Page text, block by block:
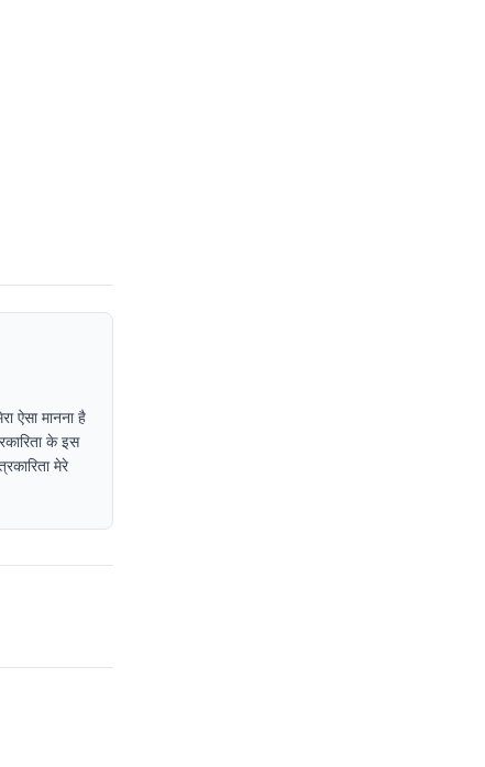
ऐसा मानना है
के इस
मेरे